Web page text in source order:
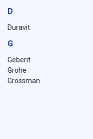
D
Duravit
G
Geberit
Grohe
Grossman